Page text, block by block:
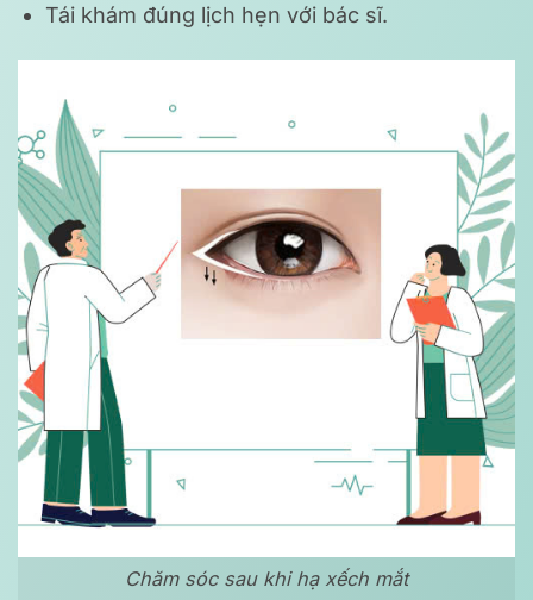
Tái khám đúng lịch hẹn với bác sĩ.
Chăm sóc sau khi hạ xếch mắt